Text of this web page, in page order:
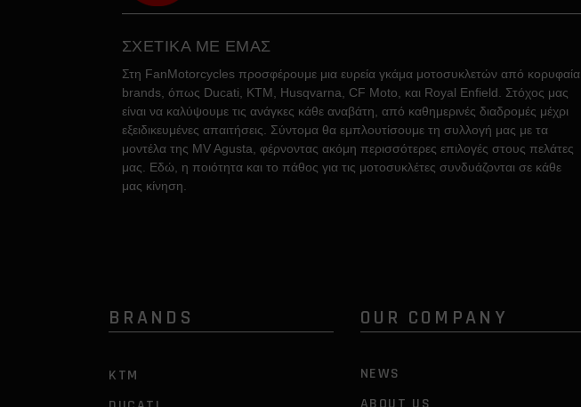
ΣΧΕΤΙΚΑ ΜΕ ΕΜΑΣ
Στη FanMotorcycles προσφέρουμε μια ευρεία γκάμα μοτοσυκλετών από κορυφαία
brands, όπως Ducati, KTM, Husqvarna, CF Moto, και Royal Enfield. Στόχος μας
είναι να καλύψουμε τις ανάγκες κάθε αναβάτη, από καθημερινές διαδρομές μέχρι
εξειδικευμένες απαιτήσεις. Σύντομα θα εμπλουτίσουμε τη συλλογή μας με τα
μοντέλα της MV Agusta, φέρνοντας ακόμη περισσότερες επιλογές στους πελάτες
μας. Εδώ, η ποιότητα και το πάθος για τις μοτοσυκλέτες συνδυάζονται σε κάθε
μας κίνηση.
BRANDS
KTM
OUR COMPANY
NEWS